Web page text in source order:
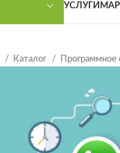
УСЛУГИ
Каталог Программное